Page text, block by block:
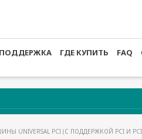
ПОДДЕРЖКА ГДЕ КУПИТЬ FAQ
UNIVERSAL PCI (С ПОДДЕРЖКОЙ PCI И